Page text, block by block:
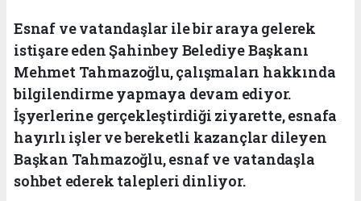
Esnaf ve vatandaşlar ile bir araya gelerek
istişare eden Şahinbey Belediye Başkanı
Mehmet Tahmazoğlu, çalışmaları hakkında
bilgilendirme yapmaya devam ediyor.
İşyerlerine gerçekleştirdiği ziyarette, esnafa
hayırlı işler ve bereketli kazançlar dileyen
Başkan Tahmazoğlu, esnaf ve vatandaşla
sohbet ederek talepleri dinliyor.